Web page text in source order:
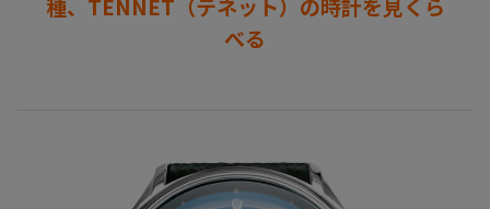
種、TENNET（テネット）の時計を見くら
べる